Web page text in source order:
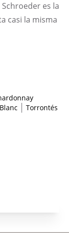
es la
casi la misma
Torrontés